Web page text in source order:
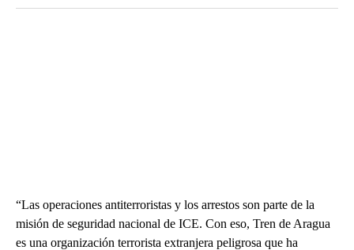
“Las operaciones antiterroristas y los arrestos son parte de la
misión de seguridad nacional de ICE. Con eso, Tren de Aragua
es una organización terrorista extranjera peligrosa que ha